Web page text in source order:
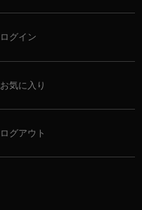
ログイン
お気に入り
ログアウト